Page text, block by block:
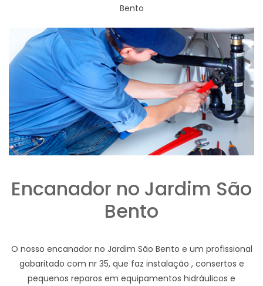
Bento
Encanador no Jardim São
Bento
O nosso encanador no Jardim São Bento e um profissional
gabaritado com nr 35, que faz instalação , consertos e
pequenos reparos em equipamentos hidráulicos e